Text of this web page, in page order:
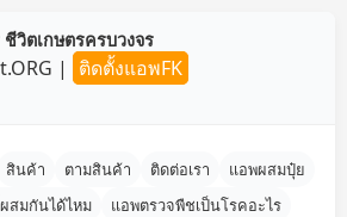
วิตเกษตรครบวงจร
| ติดตั้งแอพFK
สินค้า ตามสินค้า ติดต่อเรา
แอพผสมปุ๋ย
สมกันได้ไหม
แอพตรวจพืชเป็นโรคอะไร